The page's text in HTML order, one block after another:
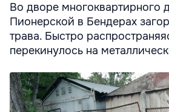
Во дворе многоквартирного
Пионерской в Бендерах
трава. Быстро
перекинулось на